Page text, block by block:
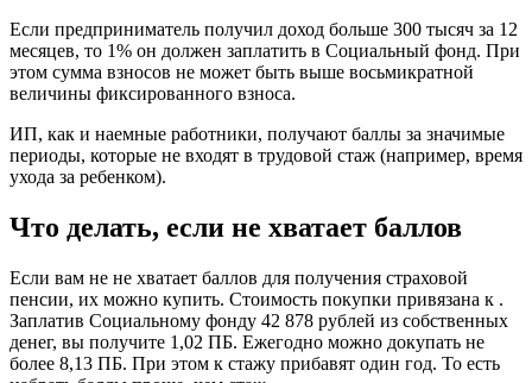
Если предприниматель получил доход больше 300 тысяч за 12
месяцев, то 1% он должен заплатить в Социальный фонд. При
этом сумма взносов не может быть выше восьмикратной
величины фиксированного взноса.
ИП, как и наемные работники, получают баллы за значимые
периоды, которые не входят в трудовой стаж (например, время
ухода за ребенком).
Что делать, если не хватает баллов
Если вам не не хватает баллов для получения страховой
пенсии, их можно купить. Стоимость покупки привязана к .
Заплатив Социальному фонду 42 878 рублей из собственных
денег, вы получите 1,02 ПБ. Ежегодно можно докупать не
более 8,13 ПБ. При этом к стажу прибавят один год. То есть